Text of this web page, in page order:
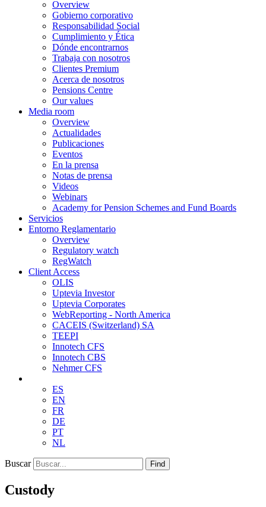
Overview
Gobierno corporativo
Responsabilidad Social
Cumplimiento y Ética
Dónde encontrarnos
Trabaja con nosotros
Clientes Premium
Acerca de nosotros
Pensions Centre
Our values
Media room
Overview
Actualidades
Publicaciones
Eventos
En la prensa
Notas de prensa
Videos
Webinars
Academy for Pension Schemes and Fund Boards
Servicios
Entorno Reglamentario
Overview
Regulatory watch
RegWatch
Client Access
OLIS
Uptevia Investor
Uptevia Corporates
WebReporting - North America
CACEIS (Switzerland) SA
TEEPI
Innotech CFS
Innotech CBS
Nehmer CFS
ES
EN
FR
DE
PT
NL
Buscar Find
Custody